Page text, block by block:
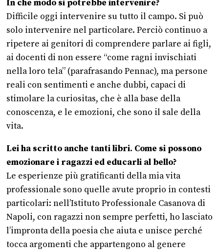
In che modo si potrebbe intervenire?
Difficile oggi intervenire su tutto il campo. Si può
solo intervenire nel particolare. Perciò continuo a
ripetere ai genitori di comprendere parlare ai figli,
ai docenti di non essere “come ragni invischiati
nella loro tela” (parafrasando Pennac), ma persone
reali con sentimenti e anche dubbi, capaci di
stimolare la curiositas, che è alla base della
conoscenza, e le emozioni, che sono il sale della
vita.
Lei ha scritto anche tanti libri. Come si possono
emozionare i ragazzi ed educarli al bello?
Le esperienze più gratificanti della mia vita
professionale sono quelle avute proprio in contesti
particolari: nell’Istituto Professionale Casanova di
Napoli, con ragazzi non sempre perfetti, ho lasciato
l’impronta della poesia che aiuta e unisce perché
tocca argomenti che appartengono al genere